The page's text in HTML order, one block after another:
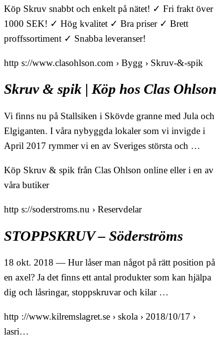
Köp Skruv snabbt och enkelt på nätet! ✓ Fri frakt över
1000 SEK! ✓ Hög kvalitet ✓ Bra priser ✓ Brett
proffssortiment ✓ Snabba leveranser!
http s://www.clasohlson.com › Bygg › Skruv-&-spik
Skruv & spik | Köp hos Clas Ohlson
Vi finns nu på Stallsiken i Skövde granne med Jula och
Elgiganten. I våra nybyggda lokaler som vi invigde i
April 2017 rymmer vi en av Sveriges största och …
Köp Skruv & spik från Clas Ohlson online eller i en av
våra butiker
http s://soderstroms.nu › Reservdelar
STOPPSKRUV – Söderströms
18 okt. 2018 — Hur låser man något på rätt position på
en axel? Ja det finns ett antal produkter som kan hjälpa
dig och låsringar, stoppskruvar och kilar …
http ://www.kilremslagret.se › skola › 2018/10/17 ›
lasri…